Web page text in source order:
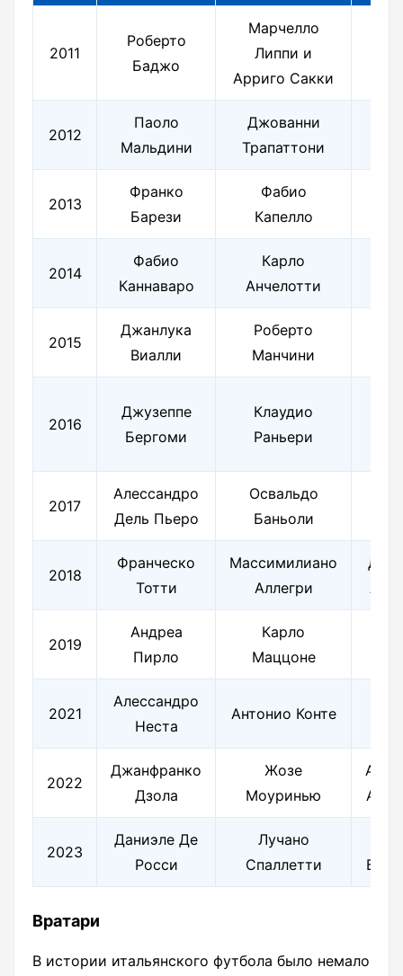
2011
Роберто
Баджо
Марчелло
Липпи и
Арриго Сакки
2012
Паоло
Мальдини
Джованни
Трапаттони
2013
Франко
Барези
Фабио
Капелло
2014
Фабио
Каннаваро
Карло
Анчелотти
2015
Джанлука
Виалли
Роберто
Манчини
2016
Джузеппе
Бергоми
Клаудио
Раньери
2017
Алессандро
Дель Пьеро
Освальдо
Баньоли
2018
Франческо
Тотти
Массимилиано
Аллегри
2019
Андреа
Пирло
Карло
Маццоне
2021
Алессандро
Неста
Антонио Конте
2022
Джанфранко
Дзола
Жозе
Моуринью
2023
Даниэле Де
Росси
Лучано
Спаллетти
Вратари
В истории итальянского футбола было немало